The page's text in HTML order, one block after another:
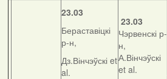
23.03
Бераставіцкі
р-н,
Дз.Вінчэўскі et
al.
23.03
Чэрвенскі р-
н,
А.Вінчэўскі
et al.